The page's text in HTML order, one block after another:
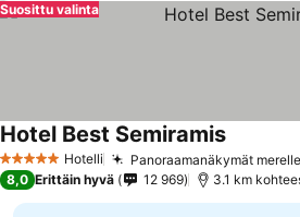
Suosittu valinta
5 Tähtiluokitus
Hotelli Panoraamanäkymät
Hotel Best Semiramis
8,0 Erittäin hyvä 12 969